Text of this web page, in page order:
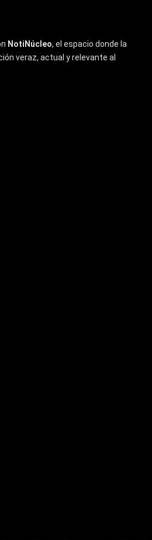
NotiNúcleo, el espacio donde la
veraz, actual y relevante al